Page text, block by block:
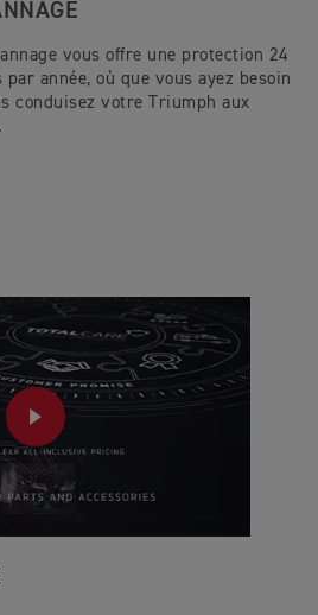
vous offre une protection 24
année, où que vous ayez besoin
conduisez votre Triumph aux
PLAY